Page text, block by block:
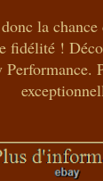
la
fidélité !
Performance.